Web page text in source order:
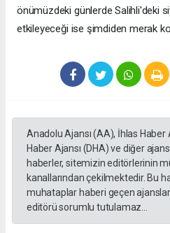
önümüzdeki günlerde Salihli'deki
etkileyeceği ise şimdiden merak
Anadolu Ajansı (AA), İhlas Haber
Haber Ajansı (DHA) ve diğer
haberler, sitemizin editörlerinin
kanallarından çekilmektedir. Bu
muhataplar haberi geçen
editörü sorumlu tutulamaz...